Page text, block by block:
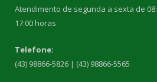
Atendimento de segunda a sexta de
17:00 horas
Telefone:
(43) 98866-5826 | (43) 98866-5565